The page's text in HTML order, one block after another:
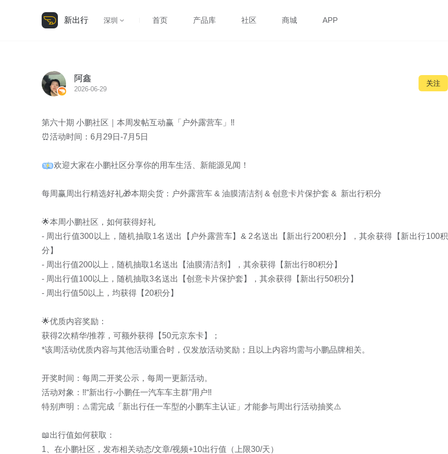
新出行 深圳 首页 产品库 社区 商城 APP
阿鑫
2026-06-29
关注
第六十期 小鹏社区｜本周发帖互动赢「户外露营车」‼️
⏰活动时间：6月29日-7月5日
欢迎大家在小鹏社区分享你的用车生活、新能源见闻！
每周赢周出行精选好礼🎁本期尖货：户外露营车 & 油膜清洁剂 & 创意卡片保护套 &  新出行积分
🌟本周小鹏社区，如何获得好礼
- 周出行值300以上，随机抽取1名送出【户外露营车】& 2名送出【新出行200积分】，其余获得【新出行100积
分】
- 周出行值200以上，随机抽取1名送出【油膜清洁剂】，其余获得【新出行80积分】
- 周出行值100以上，随机抽取3名送出【创意卡片保护套】，其余获得【新出行50积分】
- 周出行值50以上，均获得【20积分】
🌟优质内容奖励：
获得2次精华/推荐，可额外获得【50元京东卡】；
*该周活动优质内容与其他活动重合时，仅发放活动奖励；且以上内容均需与小鹏品牌相关。
开奖时间：每周二开奖公示，每周一更新活动。
活动对象：‼️“新出行-小鹏任一汽车车主群”用户‼️
特别声明：⚠️需完成「新出行任一车型的小鹏车主认证」才能参与周出行活动抽奖⚠️
📖出行值如何获取：
1、在小鹏社区，发布相关动态/文章/视频+10出行值（上限30/天）